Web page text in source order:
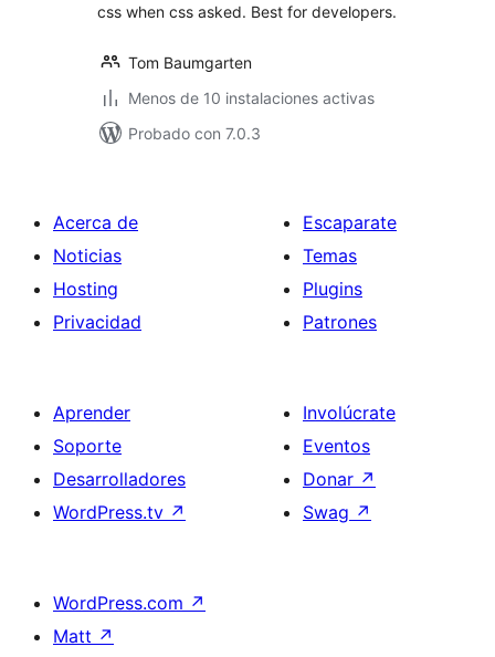
css when css asked. Best for developers.
Tom Baumgarten
Menos de 10 instalaciones activas
Probado con 7.0.3
Acerca de
Noticias
Hosting
Privacidad
Escaparate
Temas
Plugins
Patrones
Aprender
Soporte
Desarrolladores
WordPress.tv ↗
Involúcrate
Eventos
Donar ↗
Swag ↗
WordPress.com ↗
Matt ↗